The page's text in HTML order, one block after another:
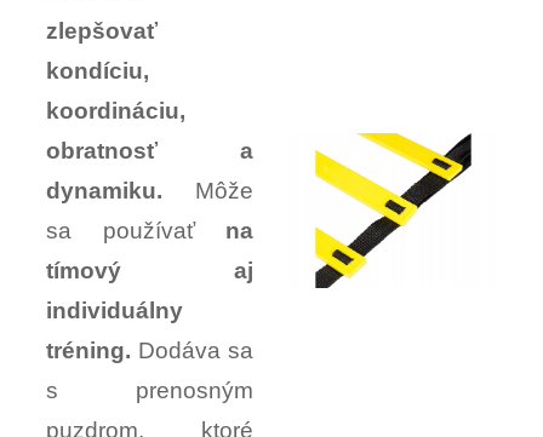
zlepšovať
kondíciu,
koordináciu,
obratnosť a
dynamiku. Môže
sa používať na
tímový aj
individuálny
tréning. Dodáva sa
s prenosným
puzdrom, ktoré